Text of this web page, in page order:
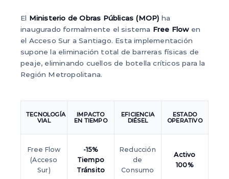
El Ministerio de Obras Públicas (MOP) ha
inaugurado formalmente el sistema Free Flowen
el Acceso Sur a Santiago. Esta implementación
supone la eliminación total de barreras físicas de
peaje, eliminando cuellos de botella críticos para la
Región Metropolitana.
TECNOLOGÍA
VIAL
IMPACTO
EN TIEMPO
EFICIENCIA
DIÉSEL
ESTADO
OPERATIVO
Free Flow
(Acceso
Sur)
-15%
Tiempo
Tránsito
Reducción
de
Consumo
Activo
100%